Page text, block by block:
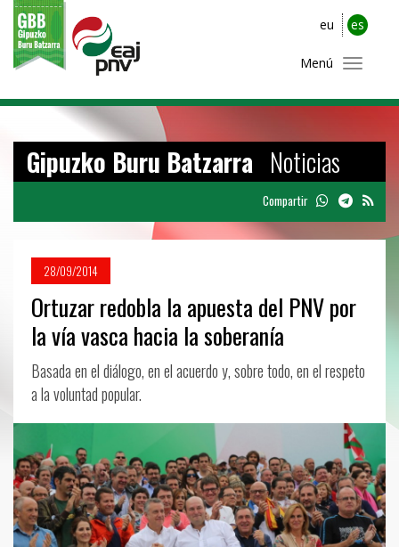
eu es
Menú
Gipuzko Buru Batzarra Noticias
Compartir
28/09/2014
Ortuzar redobla la apuesta del PNV por
la vía vasca hacia la soberanía
Basada en el diálogo, en el acuerdo y, sobre todo, en el respeto
a la voluntad popular.